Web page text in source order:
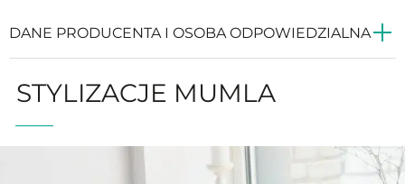
DANE PRODUCENTA I OSOBA ODPOWIEDZIALNA
STYLIZACJE MUMLA